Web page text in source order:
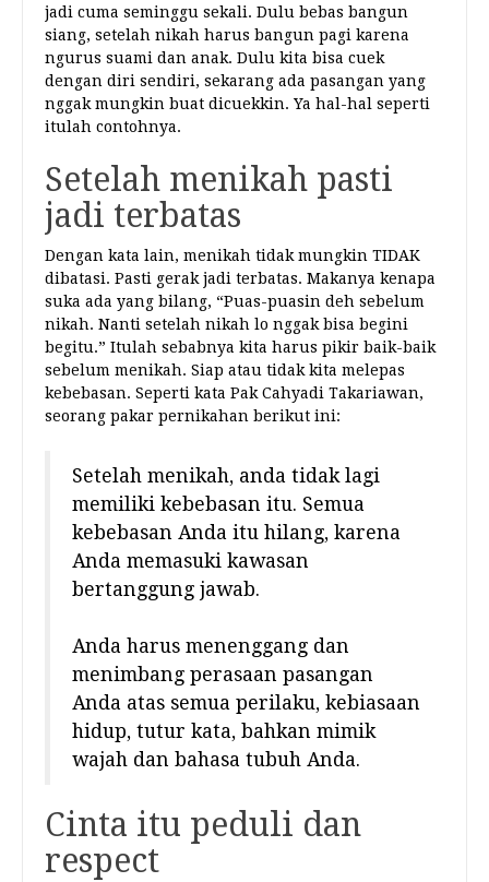
jadi cuma seminggu sekali. Dulu bebas bangun
siang, setelah nikah harus bangun pagi karena
ngurus suami dan anak. Dulu kita bisa cuek
dengan diri sendiri, sekarang ada pasangan yang
nggak mungkin buat dicuekkin. Ya hal-hal seperti
itulah contohnya.
Setelah menikah pasti
jadi terbatas
Dengan kata lain, menikah tidak mungkin TIDAK
dibatasi. Pasti gerak jadi terbatas. Makanya kenapa
suka ada yang bilang, “Puas-puasin deh sebelum
nikah. Nanti setelah nikah lo nggak bisa begini
begitu.” Itulah sebabnya kita harus pikir baik-baik
sebelum menikah. Siap atau tidak kita melepas
kebebasan. Seperti kata Pak Cahyadi Takariawan,
seorang pakar pernikahan berikut ini:
Setelah menikah, anda tidak lagi
memiliki kebebasan itu. Semua
kebebasan Anda itu hilang, karena
Anda memasuki kawasan
bertanggung jawab.
Anda harus menenggang dan
menimbang perasaan pasangan
Anda atas semua perilaku, kebiasaan
hidup, tutur kata, bahkan mimik
wajah dan bahasa tubuh Anda.
Cinta itu peduli dan
respect